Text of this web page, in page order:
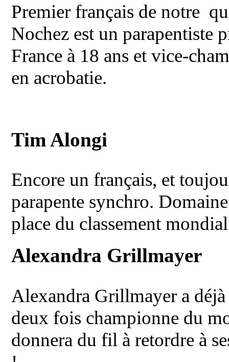
Premier français de notre
Nochez est un parapentiste
France à 18 ans et vice-
en acrobatie.
Tim Alongi
Encore un français, et
parapente synchro.
place du classement
Alexandra Grillmayer
Alexandra Grillmayer a
deux fois championne du
donnera du fil à retordre à